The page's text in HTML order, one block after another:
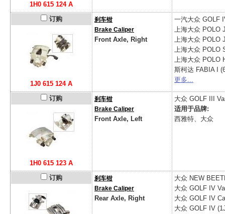
1H0 615 124 A
订购
1J0 615 124 A
刹车钳
Brake Caliper
Front Axle, Right
一汽大众 GOLF
上海大众 POLO
上海大众 POLO
上海大众 POLO
上海大众 POLO
斯柯达 FABIA I
更多...
订购
1H0 615 123 A
刹车钳
Brake Caliper
Front Axle, Left
大众 GOLF III
适用于品牌:
西雅特、大众
订购
刹车钳
Brake Caliper
Rear Axle, Right
大众 NEW
大众 GOLF IV
大众 GOLF IV
大众 GOLF IV